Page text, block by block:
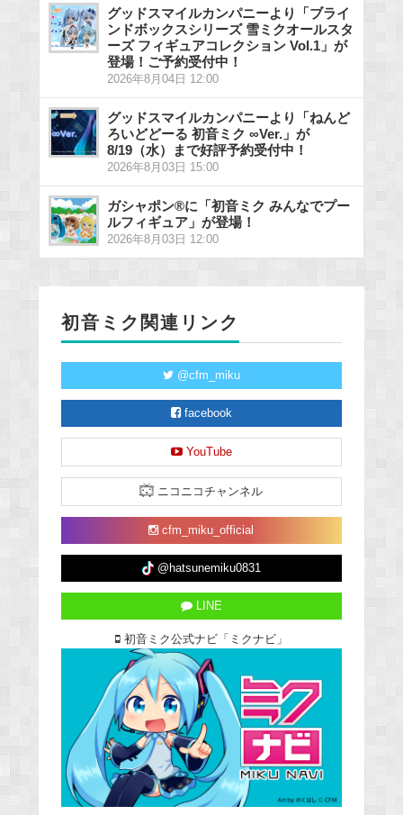
グッドスマイルカンパニーより「ブライ
ンドボックスシリーズ 雪ミクオールスタ
ーズ フィギュアコレクション Vol.1」が
登場！ご予約受付中！
2026年8月04日 12:00
グッドスマイルカンパニーより「ねんど
ろいどどーる 初音ミク ∞Ver.」が
8/19（水）まで好評予約受付中！
2026年8月03日 15:00
ガシャポン®に「初音ミク みんなでプー
ルフィギュア」が登場！
2026年8月03日 12:00
初音ミク関連リンク
@cfm_miku
facebook
YouTube
ニコニコチャンネル
cfm_miku_official
@hatsunemiku0831
LINE
初音ミク公式ナビ「ミクナビ」